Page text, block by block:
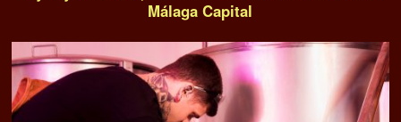
Málaga Capital